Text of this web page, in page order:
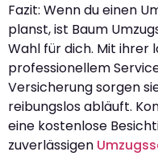
Fazit: Wenn du einen
planst, ist Baum
Wahl für dich. Mit ihrer
professionellem
Versicherung sorgen
reibungslos abläuft.
eine kostenlose
zuverlässigen